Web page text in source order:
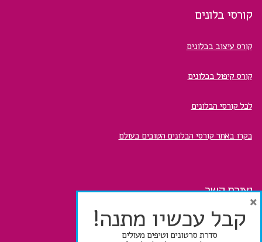
קורסי בלונים
קורס עיצוב בבלונים
קורס קיפול בבלונים
לכל קורסי הבלונים
בקרו באתר קורסי הבלונים הטובים בעולם
יצירת קשר
☎ 0544-799777
קבל עכשיו מתנה!
סדרת סרטונים וטיפים מעולים
×